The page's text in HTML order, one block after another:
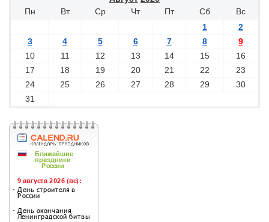
Пн
Вт Ср Чт Пт Сб
Вс
1
2
3
4 5 6 7 8
9
10
11 12 13 14 15
16
17
18 19 20 21 22
23
24
25 26 27 28 29
30
31